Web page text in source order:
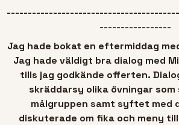
-----------------
Jag hade bokat en eftermiddag
Jag hade väldigt bra dialog med
tills jag godkände offerten.
skräddarsy olika övningar som
målgruppen samt syftet med
diskuterade om fika och meny